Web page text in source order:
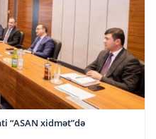
“ASAN xidmət”də